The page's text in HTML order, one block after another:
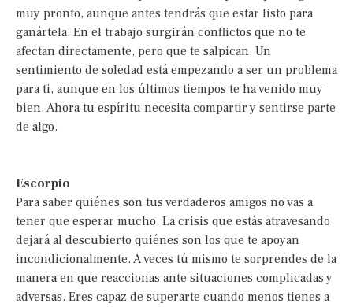
muy pronto, aunque antes tendrás que estar listo para
ganártela. En el trabajo surgirán conflictos que no te
afectan directamente, pero que te salpican. Un
sentimiento de soledad está empezando a ser un problema
para ti, aunque en los últimos tiempos te ha venido muy
bien. Ahora tu espíritu necesita compartir y sentirse parte
de algo.
Escorpio
Para saber quiénes son tus verdaderos amigos no vas a
tener que esperar mucho. La crisis que estás atravesando
dejará al descubierto quiénes son los que te apoyan
incondicionalmente. A veces tú mismo te sorprendes de la
manera en que reaccionas ante situaciones complicadas y
adversas. Eres capaz de superarte cuando menos tienes a